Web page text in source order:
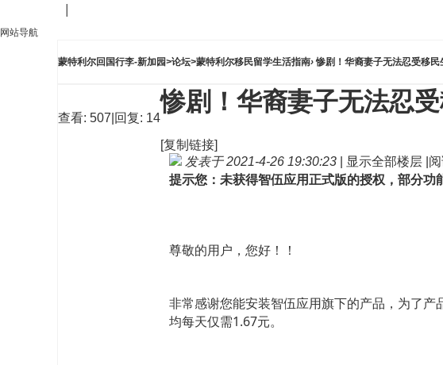
网站导航
蒙特利尔回国行李-新加园>论坛>蒙特利尔移民留学生活指南› 惨剧！华裔妻子无法忍受移
查看: 507 回复: 14
惨剧！华裔妻子无法忍
[复制链接]
发表于 2021-4-26 19:30:23 显示全部楼层
提示您：未获得智伍应用正式版的授权，部分功
尊敬的用户，您好！！
非常感谢您能安装智伍应用旗下的产品，为了
均每天仅需1.67元。